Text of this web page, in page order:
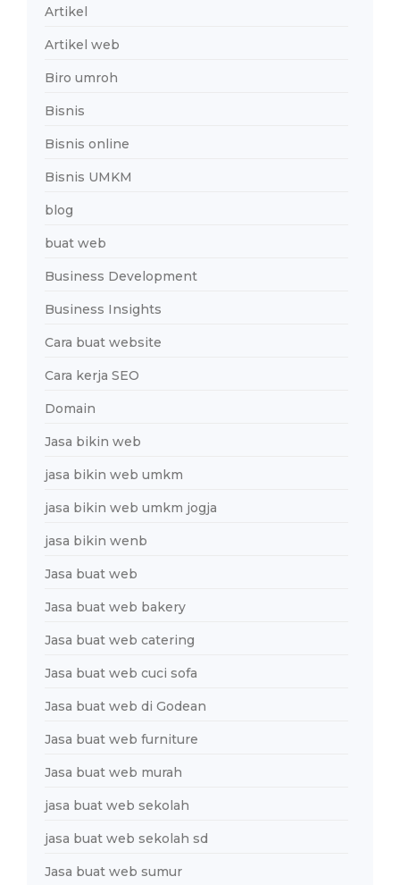
Artikel
Artikel web
Biro umroh
Bisnis
Bisnis online
Bisnis UMKM
blog
buat web
Business Development
Business Insights
Cara buat website
Cara kerja SEO
Domain
Jasa bikin web
jasa bikin web umkm
jasa bikin web umkm jogja
jasa bikin wenb
Jasa buat web
Jasa buat web bakery
Jasa buat web catering
Jasa buat web cuci sofa
Jasa buat web di Godean
Jasa buat web furniture
Jasa buat web murah
jasa buat web sekolah
jasa buat web sekolah sd
Jasa buat web sumur